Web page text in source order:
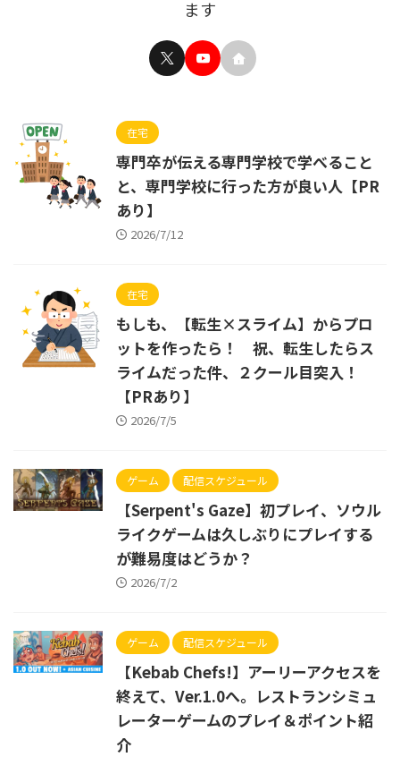
ます
在宅
専門卒が伝える専門学校で学べること
と、専門学校に行った方が良い人【PR
あり】
2026/7/12
在宅
もしも、【転生×スライム】からプロ
ットを作ったら！ 祝、転生したらス
ライムだった件、２クール目突入！
【PRあり】
2026/7/5
ゲーム 配信スケジュール
【Serpent's Gaze】初プレイ、ソウル
ライクゲームは久しぶりにプレイする
が難易度はどうか？
2026/7/2
ゲーム 配信スケジュール
【Kebab Chefs!】アーリーアクセスを
終えて、Ver.1.0へ。レストランシミュ
レーターゲームのプレイ＆ポイント紹
介